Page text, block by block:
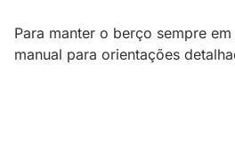
Para manter o berço sempre
manual para orientações